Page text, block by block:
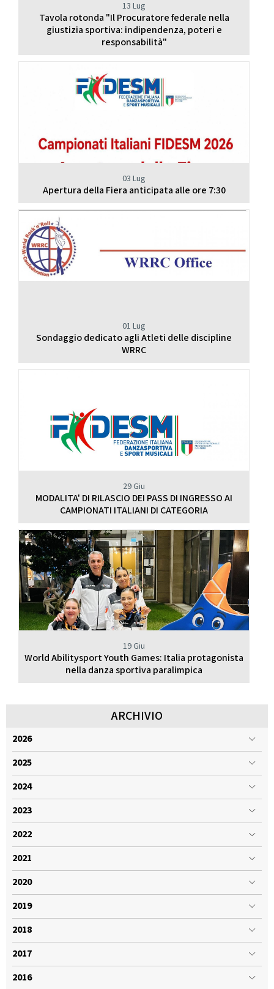
13 Lug
Tavola rotonda "Il Procuratore federale nella
giustizia sportiva: indipendenza, poteri e
responsabilità"
03 Lug
Apertura della Fiera anticipata alle ore 7:30
01 Lug
Sondaggio dedicato agli Atleti delle discipline
WRRC
29 Giu
MODALITA' DI RILASCIO DEI PASS DI INGRESSO AI
CAMPIONATI ITALIANI DI CATEGORIA
19 Giu
World Abilitysport Youth Games: Italia protagonista
nella danza sportiva paralimpica
ARCHIVIO
2026
2025
2024
2023
2022
2021
2020
2019
2018
2017
2016